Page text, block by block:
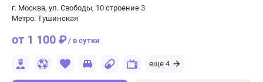
г. Москва, ул. Свободы, 10 строение 3
Метро: Тушинская
от 1 100 ₽/ в сутки
еще 4